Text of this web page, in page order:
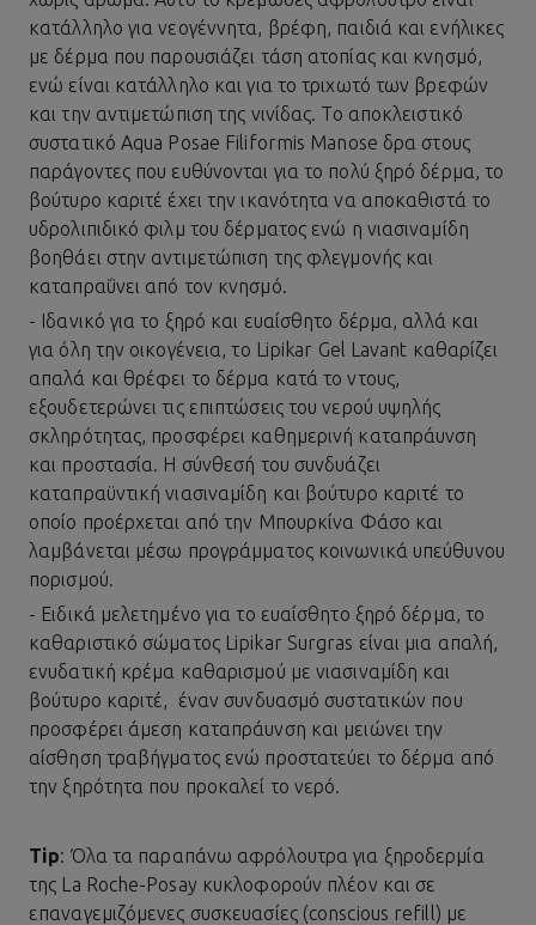
κατάλληλο για νεογέννητα, βρέφη, παιδιά και ενήλικες
με δέρμα που παρουσιάζει τάση ατοπίας και κνησμό,
ενώ είναι κατάλληλο και για το τριχωτό των βρεφών
και την αντιμετώπιση της νινίδας. Το αποκλειστικό
συστατικό Aqua Posae Filiformis Manose δρα στους
παράγοντες που ευθύνονται για το πολύ ξηρό δέρμα, το
βούτυρο καριτέ έχει την ικανότητα να αποκαθιστά το
υδρολιπιδικό φιλμ του δέρματος ενώ η νιασιναμίδη
βοηθάει στην αντιμετώπιση της φλεγμονής και
καταπραΰνει από τον κνησμό.
- Ιδανικό για το ξηρό και ευαίσθητο δέρμα, αλλά και
για όλη την οικογένεια, το Lipikar Gel Lavant καθαρίζει
απαλά και θρέφει το δέρμα κατά το ντους,
εξουδετερώνει τις επιπτώσεις του νερού υψηλής
σκληρότητας, προσφέρει καθημερινή καταπράυνση
και προστασία. Η σύνθεσή του συνδυάζει
καταπραϋντική νιασιναμίδη και βούτυρο καριτέ το
οποίο προέρχεται από την Μπουρκίνα Φάσο και
λαμβάνεται μέσω προγράμματος κοινωνικά υπεύθυνου
πορισμού.
- Ειδικά μελετημένο για το ευαίσθητο ξηρό δέρμα, το
καθαριστικό σώματος Lipikar Surgras είναι μια απαλή,
ενυδατική κρέμα καθαρισμού με νιασιναμίδη και
βούτυρο καριτέ, έναν συνδυασμό συστατικών που
προσφέρει άμεση καταπράυνση και μειώνει την
αίσθηση τραβήγματος ενώ προστατεύει το δέρμα από
την ξηρότητα που προκαλεί το νερό.
Tip: Όλα τα παραπάνω αφρόλουτρα για ξηροδερμία
της La Roche-Posay κυκλοφορούν πλέον και σε
επαναγεμιζόμενες συσκευασίες (conscious refill) με